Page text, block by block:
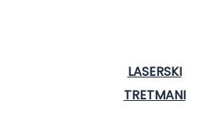
LASERSKI
TRETMANI